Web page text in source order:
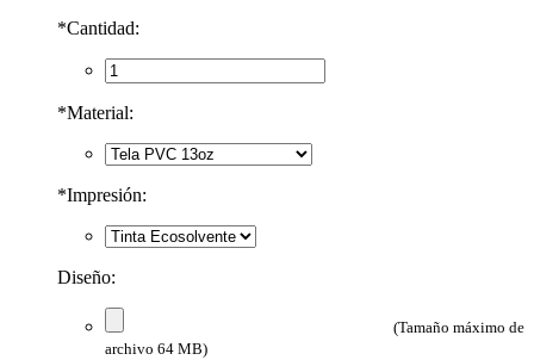
*Cantidad:
*Material:
*Impresión:
Diseño:
(Tamaño máximo de
archivo 64 MB)